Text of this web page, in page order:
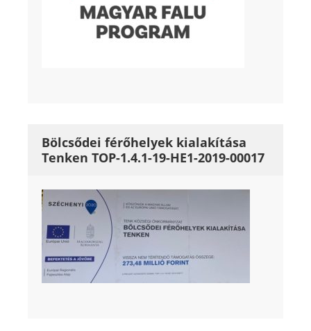
Bölcsődei férőhelyek kialakítása
Tenken TOP-1.4.1-19-HE1-2019-00017